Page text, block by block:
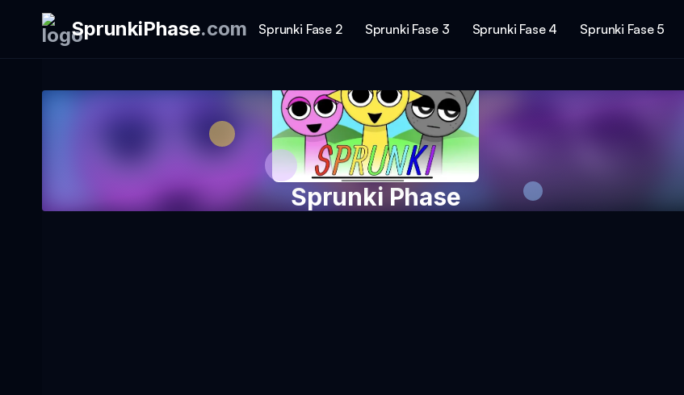
SprunkiPhase.com Sprunki Fase 2 Sprunki Fase 3 Sprunki Fase 4 Sprunki Fase 5
Sprunki Phase